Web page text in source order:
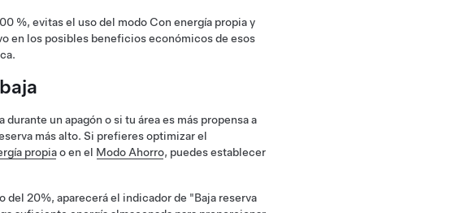
%, evitas el uso del modo Con energía propia y
en los posibles beneficios económicos de esos
un apagón o si tu área es más propensa a
más alto. Si prefieres optimizar el
propiao en el Modo Ahorro, puedes establecer
20%, aparecerá el indicador de "Baja reserva